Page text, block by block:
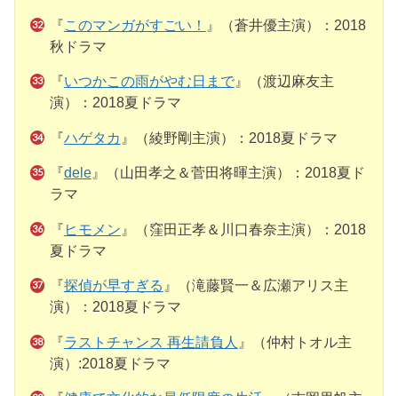
『このマンガがすごい！
』（蒼井優主演）：2018
秋ドラマ
『いつかこの雨がやむ日まで』（渡辺麻友主
演）：2018夏ドラマ
『ハゲタカ 』（綾野剛主演）：2018夏ドラマ
『dele』（山田孝之＆菅田将暉主演）：2018夏ド
ラマ
『 ヒモメン 』（窪田正孝＆川口春奈主演）：2018
夏ドラマ
『探偵が早すぎる 』（滝藤賢一＆広瀬アリス主
演）：2018夏ドラマ
『ラストチャンス 再生請負人 』（仲村トオル主
演）:2018夏ドラマ